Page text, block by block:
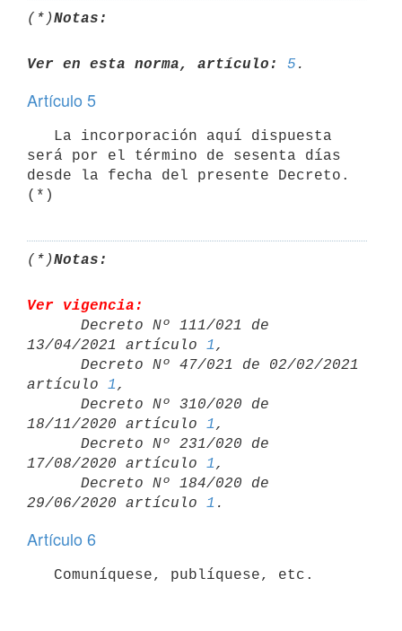
(*)Notas:
Ver en esta norma, artículo: 5
Artículo 5
será por el término de sesenta días
desde la fecha del presente Decreto.
(*)
(*)Notas:
Ver vigencia:
13/04/2021 artículo 1 ,
artículo 1 ,
18/11/2020 artículo 1 ,
17/08/2020 artículo 1 ,
29/06/2020 artículo 1
Artículo 6